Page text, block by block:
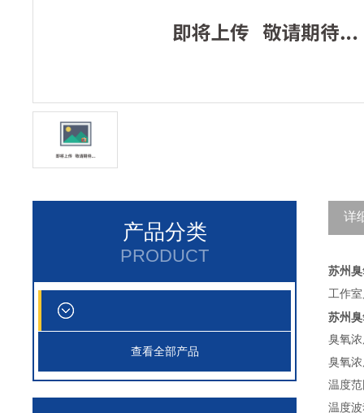
产品分类
PRODUCT
查看全部产品
详
苏州
工作
苏州
臭氧浓
臭氧
温度
温度